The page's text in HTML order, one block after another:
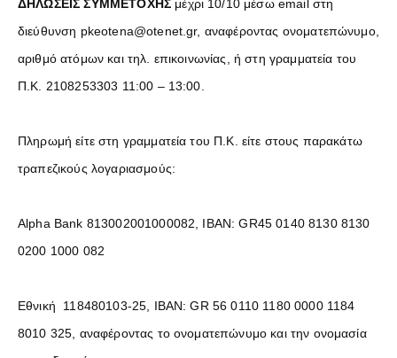
ΔΗΛΩΣΕΙΣ ΣΥΜΜΕΤΟΧΗΣ μέχρι 10/10 μέσω email στη
διεύθυνση pkeotena@otenet.gr, αναφέροντας ονοματεπώνυμο,
αριθμό ατόμων και τηλ. επικοινωνίας, ή στη γραμματεία του
Π.Κ. 2108253303 11:00 – 13:00.
Πληρωμή είτε στη γραμματεία του Π.Κ. είτε στους παρακάτω
τραπεζικούς λογαριασμούς:
Alpha Bank 813002001000082, IBAN: GR45 0140 8130 8130
0200 1000 082
Εθνική 118480103-25, IBAN: GR 56 0110 1180 0000 1184
8010 325, αναφέροντας το ονοματεπώνυμο και την ονομασία